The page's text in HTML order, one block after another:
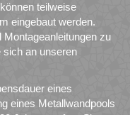
teilweise
eingebaut werden.
zu
sich an unseren
eines
eines Metallwandpools